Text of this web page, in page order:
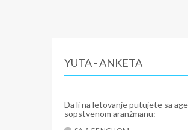
YUTA - ANKETA
Da li na letovanje putujete sa
sopstvenom aranžmanu: